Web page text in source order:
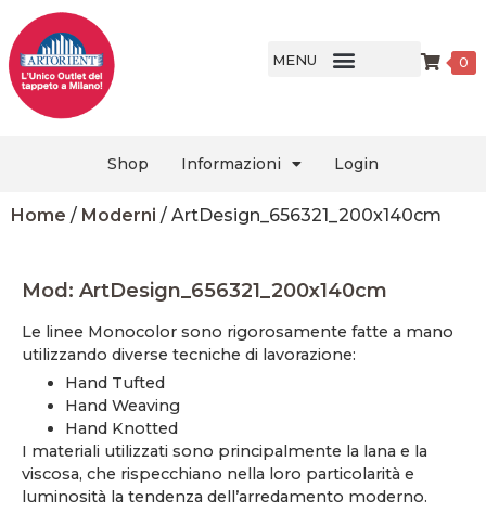
MENU 0
Shop Informazioni Login
Home / Moderni / ArtDesign_656321_200x140cm
Mod: ArtDesign_656321_200x140cm
Le linee Monocolor sono rigorosamente fatte a mano
utilizzando diverse tecniche di lavorazione:
Hand Tufted
Hand Weaving
Hand Knotted
I materiali utilizzati sono principalmente la lana e la
viscosa, che rispecchiano nella loro particolarità e
luminosità la tendenza dell’arredamento moderno.